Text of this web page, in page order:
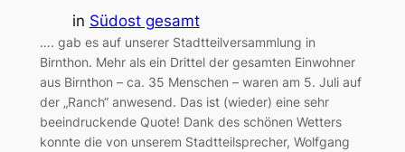
in Südost gesamt
…. gab es auf unserer Stadtteilversammlung in
Birnthon. Mehr als ein Drittel der gesamten Einwohner
aus Birnthon – ca. 35 Menschen – waren am 5. Juli auf
der „Ranch“ anwesend. Das ist (wieder) eine sehr
beeindruckende Quote! Dank des schönen Wetters
konnte die von unserem Stadtteilsprecher, Wolfgang